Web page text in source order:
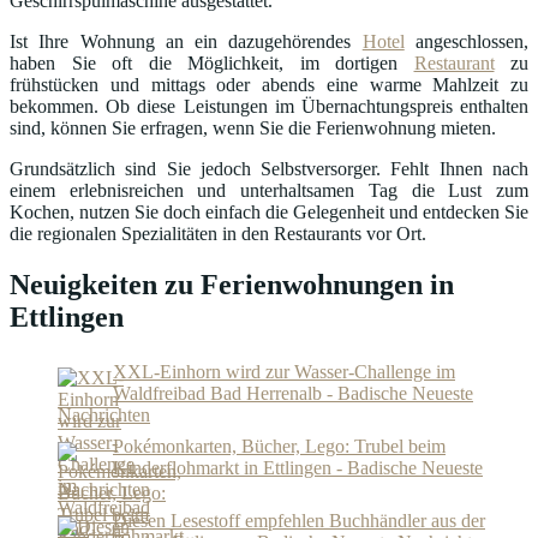
Ist Ihre Wohnung an ein dazugehörendes Hotel angeschlossen,
haben Sie oft die Möglichkeit, im dortigen Restaurantzu
frühstücken und mittags oder abends eine warme Mahlzeit zu
bekommen. Ob diese Leistungen im Übernachtungspreis enthalten
sind, können Sie erfragen, wenn Sie die Ferienwohnung mieten.
Grundsätzlich sind Sie jedoch Selbstversorger. Fehlt Ihnen nach
einem erlebnisreichen und unterhaltsamen Tag die Lust zum
Kochen, nutzen Sie doch einfach die Gelegenheit und entdecken Sie
die regionalen Spezialitäten in den Restaurants vor Ort.
Neuigkeiten zu Ferienwohnungen in
Ettlingen
XXL-Einhorn wird zur Wasser-Challenge im
Waldfreibad Bad Herrenalb - Badische Neueste
Nachrichten
Pokémonkarten, Bücher, Lego: Trubel beim
Kinderflohmarkt in Ettlingen - Badische Neueste
Nachrichten
Diesen Lesestoff empfehlen Buchhändler aus der